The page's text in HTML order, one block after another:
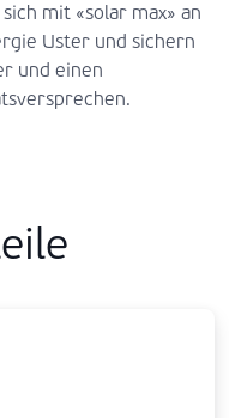
mit «solar max» an
Uster und sichern
und einen